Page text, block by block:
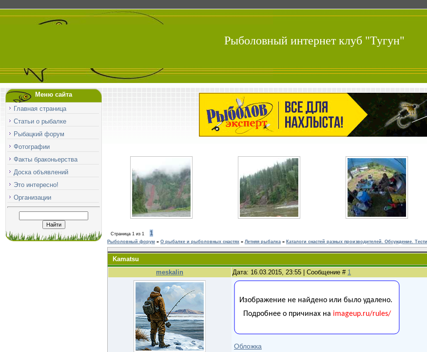
Рыболовный интернет клуб "Тугун"
Меню сайта
Главная страница
Статьи о рыбалке
Рыбацкий форум
Фотографии
Факты браконьерства
Доска объявлений
Это интересно!
Организации
Страница 1 из 1 1
Рыболовный форум » О рыбалке и рыболовных снастях » Летняя рыбалка » Каталоги снастей разных производителей. Обсуждение.
Kamatsu
meskalin
Дата: 16.03.2015, 23:55 | Сообщение # 1
Обложка